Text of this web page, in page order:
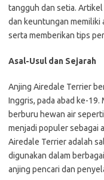
tangguh dan setia. Artikel
dan keuntungan memiliki
serta memberikan tips
Asal-Usul dan Sejarah
Anjing Airedale Terrier
Inggris, pada abad ke-
berburu hewan air
menjadi populer sebagai
Airedale Terrier adalah
digunakan dalam
anjing pencari dan